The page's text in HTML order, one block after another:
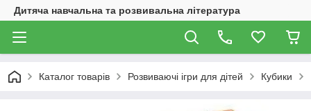
Дитяча навчальна та розвивальна література
Каталог товарів Розвиваючі ігри для дітей Кубики